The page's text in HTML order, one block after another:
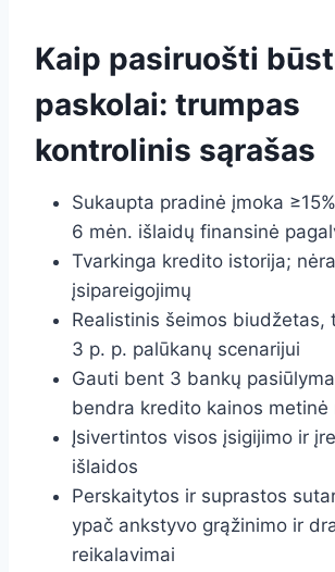
Kaip pasiruošti
paskolai: trumpas
kontrolinis sąrašas
Sukaupta pradinė įmoka
6 mėn. išlaidų finansinė
Tvarkinga kredito istorija;
įsipareigojimų
Realistinis šeimos biudžetas,
3 p. p. palūkanų scenarijui
Gauti bent 3 bankų
bendra kredito kainos metinė
Įsivertintos visos įsigijimo ir
išlaidos
Perskaitytos ir suprastos
ypač ankstyvo grąžinimo ir
reikalavimai